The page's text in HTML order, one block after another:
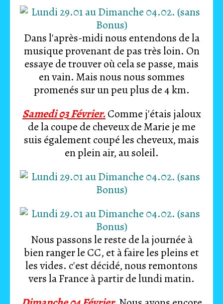
Dans l'après-midi nous entendons de la
musique provenant de pas très loin. On
essaye de trouver où cela se passe, mais
en vain. Mais nous nous sommes
promenés sur un peu plus de 4 km.
Samedi 03 Février. Comme j'étais jaloux
de la coupe de cheveux de Marie je me
suis également coupé les cheveux, mais
en plein air, au soleil.
Nous passons le reste de la journée à
bien ranger le CC, et à faire les pleins et
les vides. c'est décidé, nous remontons
vers la France à partir de lundi matin.